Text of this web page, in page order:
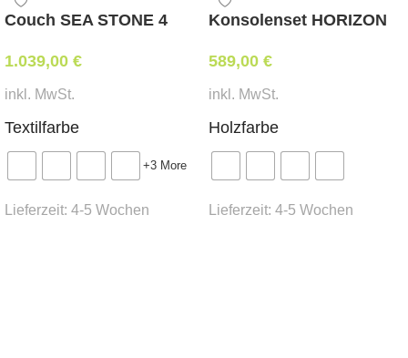
Stoff oder Kunstleder in Objektqualität der
Stoff oder Kunstleder in Objektqualität der
Kat. MER-2
Breite nach Wunsch, Tiefe 73 cm, Sitzhöhe 44 cm,
Couch SEA STONE 4
1.039,00 €
inkl. MwSt.
Textilfarbe
+3 More
Lieferzeit: 4-5 Wochen
Konsolenset HORIZON
589,00 €
inkl. MwSt.
Holzfarbe
Lieferzeit: 4-5 Wochen